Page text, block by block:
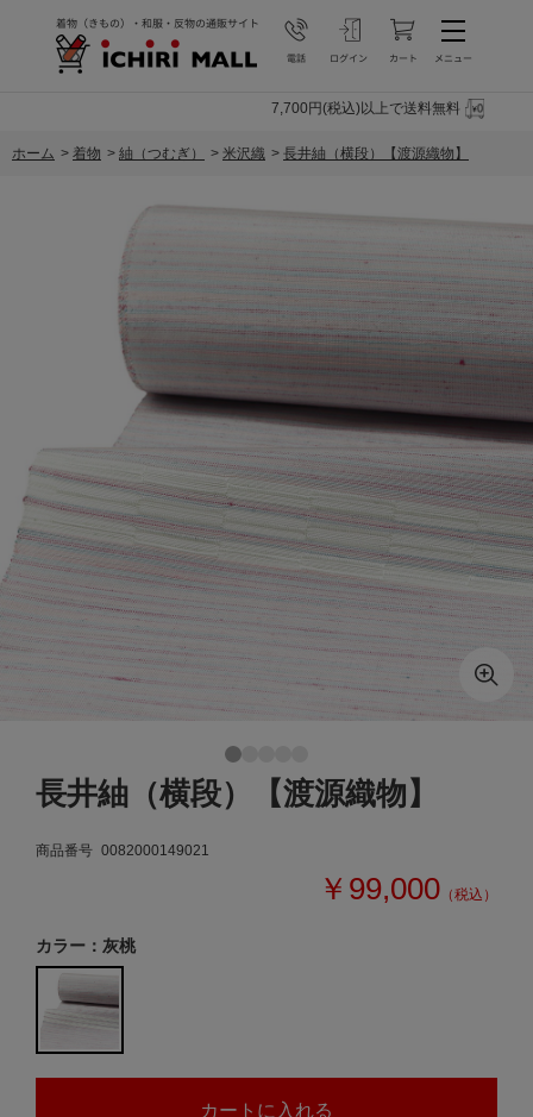
7,700円(税込)以上で送料無料
ホーム > 着物 > 紬（つむぎ） > 米沢織 > 長井紬（横段）【渡源織物】
長井紬（横段）【渡源織物】
商品番号 0082000149021
￥99,000 （税込）
カラー：灰桃